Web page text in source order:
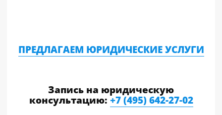
ПРЕДЛАГАЕМ ЮРИДИЧЕСКИЕ УСЛУГИ
Запись на юридическую
консультацию: +7 (495) 642-27-02